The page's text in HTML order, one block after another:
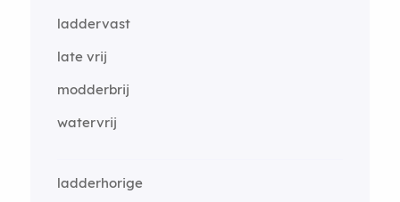
laddervast
late vrij
modderbrij
watervrij
ladderhorige